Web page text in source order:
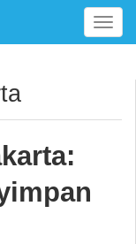
T
o
e